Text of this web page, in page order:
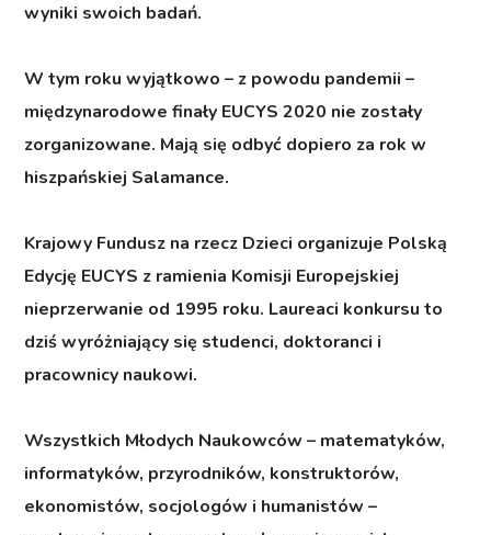
wyniki swoich badań.
W tym roku wyjątkowo – z powodu pandemii –
międzynarodowe finały EUCYS 2020 nie zostały
zorganizowane. Mają się odbyć dopiero za rok w
hiszpańskiej Salamance.
Krajowy Fundusz na rzecz Dzieci organizuje Polską
Edycję EUCYS z ramienia Komisji Europejskiej
nieprzerwanie od 1995 roku. Laureaci konkursu to
dziś wyróżniający się studenci, doktoranci i
pracownicy naukowi.
Wszystkich Młodych Naukowców – matematyków,
informatyków, przyrodników, konstruktorów,
ekonomistów, socjologów i humanistów –